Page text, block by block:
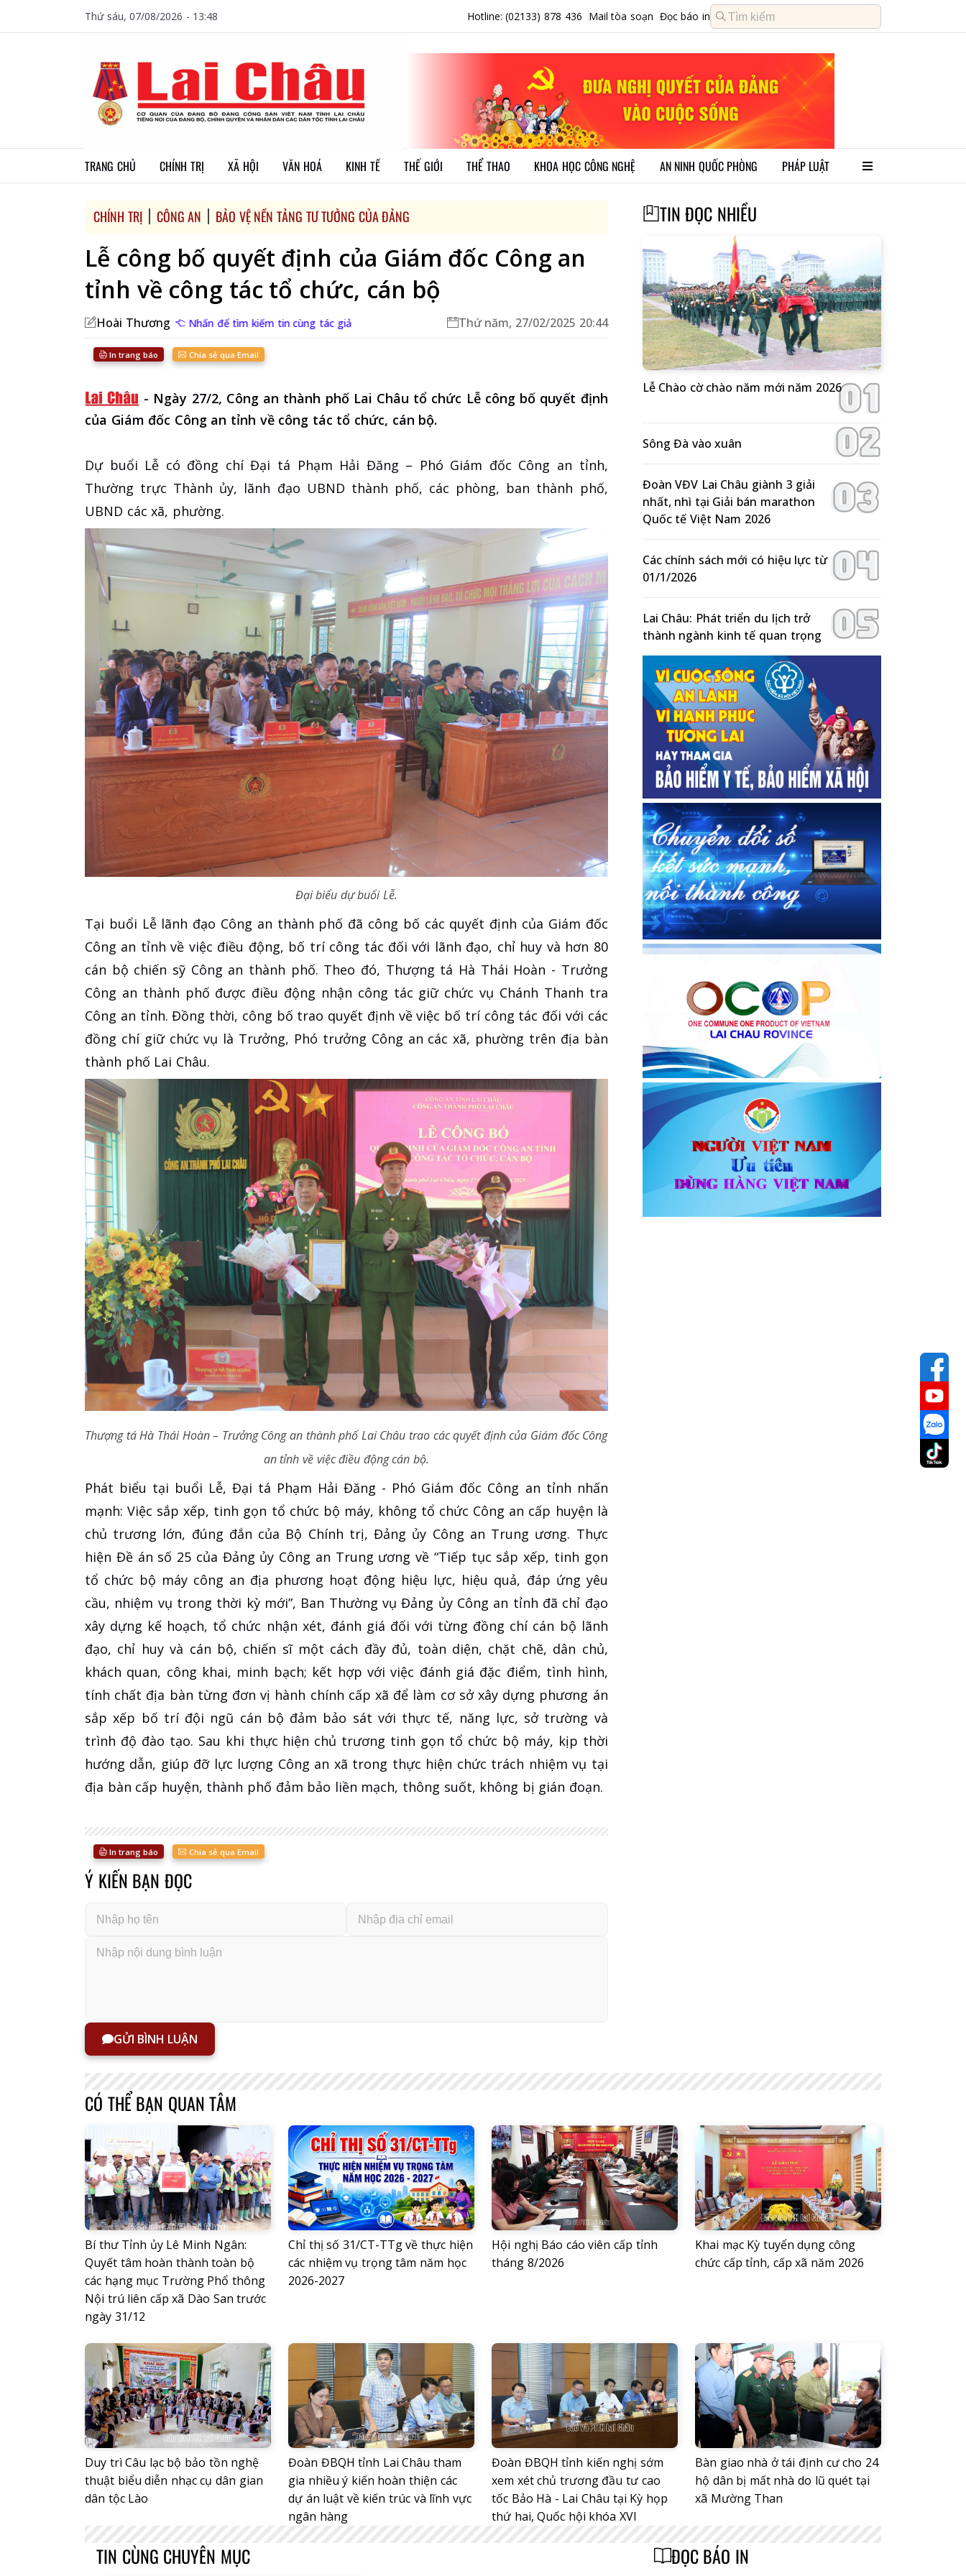
Thứ sáu, 07/08/2026 - 13:48 Hotline: (02133) 878 436 Mail tòa soạn Đọc báo in
TRANG CHỦ CHÍNH TRỊ XÃ HỘI VĂN HOÁ KINH TẾ THẾ GIỚI THỂ THAO KHOA HỌC CÔNG NGHỆ AN NINH QUỐC PHÒNG PHÁP LUẬT
CHÍNH TRỊ CÔNG AN BẢO VỆ NỀN TẢNG TƯ TƯỞNG CỦA ĐẢNG
Lễ công bố quyết định của Giám đốc Công an
tỉnh về công tác tổ chức, cán bộ
Hoài Thương Nhấn để tìm kiếm tin cùng tác giả Thứ năm, 27/02/2025 20:44
In trang báo Chia sẻ qua Email
- Ngày 27/2, Công an thành phố Lai Châu tổ chức Lễ công bố quyết định
của Giám đốc Công an tỉnh về công tác tổ chức, cán bộ.
Dự buổi Lễ có đồng chí Đại tá Phạm Hải Đăng – Phó Giám đốc Công an tỉnh,
Thường trực Thành ủy, lãnh đạo UBND thành phố, các phòng, ban thành phố,
UBND các xã, phường.
Đại biểu dự buổi Lễ.
Tại buổi Lễ lãnh đạo Công an thành phố đã công bố các quyết định của Giám đốc
Công an tỉnh về việc điều động, bố trí công tác đối với lãnh đạo, chỉ huy và hơn 80
cán bộ chiến sỹ Công an thành phố. Theo đó, Thượng tá Hà Thái Hoàn - Trưởng
Công an thành phố được điều động nhận công tác giữ chức vụ Chánh Thanh tra
Công an tỉnh. Đồng thời, công bố trao quyết định về việc bố trí công tác đối với các
đồng chí giữ chức vụ là Trưởng, Phó trưởng Công an các xã, phường trên địa bàn
thành phố Lai Châu.
Thượng tá Hà Thái Hoàn – Trưởng Công an thành phố Lai Châu trao các quyết định của Giám đốc Công
an tỉnh về việc điều động cán bộ.
Phát biểu tại buổi Lễ, Đại tá Phạm Hải Đăng - Phó Giám đốc Công an tỉnh nhấn
mạnh: Việc sắp xếp, tinh gọn tổ chức bộ máy, không tổ chức Công an cấp huyện là
chủ trương lớn, đúng đắn của Bộ Chính trị, Đảng ủy Công an Trung ương. Thực
hiện Đề án số 25 của Đảng ủy Công an Trung ương về “Tiếp tục sắp xếp, tinh gọn
tổ chức bộ máy công an địa phương hoạt động hiệu lực, hiệu quả, đáp ứng yêu
cầu, nhiệm vụ trong thời kỳ mới”, Ban Thường vụ Đảng ủy Công an tỉnh đã chỉ đạo
xây dựng kế hoạch, tổ chức nhận xét, đánh giá đối với từng đồng chí cán bộ lãnh
đạo, chỉ huy và cán bộ, chiến sĩ một cách đầy đủ, toàn diện, chặt chẽ, dân chủ,
khách quan, công khai, minh bạch; kết hợp với việc đánh giá đặc điểm, tình hình,
tính chất địa bàn từng đơn vị hành chính cấp xã để làm cơ sở xây dựng phương án
sắp xếp bố trí đội ngũ cán bộ đảm bảo sát với thực tế, năng lực, sở trường và
trình độ đào tạo. Sau khi thực hiện chủ trương tinh gọn tổ chức bộ máy, kịp thời
hướng dẫn, giúp đỡ lực lượng Công an xã trong thực hiện chức trách nhiệm vụ tại
địa bàn cấp huyện, thành phố đảm bảo liền mạch, thông suốt, không bị gián đoạn.
In trang báo Chia sẻ qua Email
Ý KIẾN BẠN ĐỌC
GỬI BÌNH LUẬN
TIN ĐỌC NHIỀU
Lễ Chào cờ chào năm mới năm 2026
Sông Đà vào xuân
Đoàn VĐV Lai Châu giành 3 giải
nhất, nhì tại Giải bán marathon
Quốc tế Việt Nam 2026
Các chính sách mới có hiệu lực từ
01/1/2026
Lai Châu: Phát triển du lịch trở
thành ngành kinh tế quan trọng
CÓ THỂ BẠN QUAN TÂM
Bí thư Tỉnh ủy Lê Minh Ngân:
Quyết tâm hoàn thành toàn bộ
các hạng mục Trường Phổ thông
Nội trú liên cấp xã Dào San trước
ngày 31/12
Chỉ thị số 31/CT-TTg về thực hiện
các nhiệm vụ trọng tâm năm học
2026-2027
Hội nghị Báo cáo viên cấp tỉnh
tháng 8/2026
Khai mạc Kỳ tuyển dụng công
chức cấp tỉnh, cấp xã năm 2026
Duy trì Câu lạc bộ bảo tồn nghệ
thuật biểu diễn nhạc cụ dân gian
dân tộc Lào
Đoàn ĐBQH tỉnh Lai Châu tham
gia nhiều ý kiến hoàn thiện các
dự án luật về kiến trúc và lĩnh vực
ngân hàng
Đoàn ĐBQH tỉnh kiến nghị sớm
xem xét chủ trương đầu tư cao
tốc Bảo Hà - Lai Châu tại Kỳ họp
thứ hai, Quốc hội khóa XVI
Bàn giao nhà ở tái định cư cho 24
hộ dân bị mất nhà do lũ quét tại
xã Mường Than
TIN CÙNG CHUYÊN MỤC ĐỌC BÁO IN